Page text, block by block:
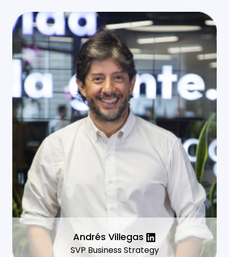
Andrés Villegas
SVP Business Strategy